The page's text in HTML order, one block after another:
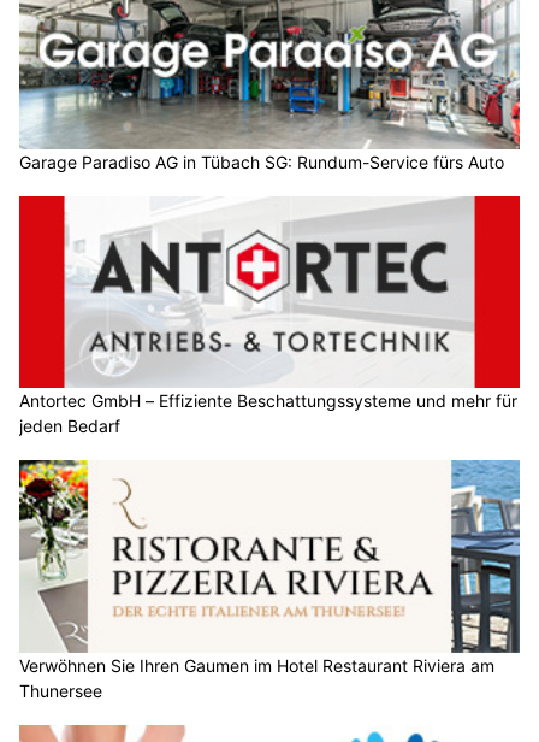
Garage Paradiso AG in Tübach SG: Rundum-Service fürs Auto
Antortec GmbH – Effiziente Beschattungssysteme und mehr für
jeden Bedarf
Verwöhnen Sie Ihren Gaumen im Hotel Restaurant Riviera am
Thunersee